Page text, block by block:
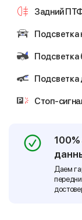
Задний
Подсветка
Подсветка
Подсветка
Стоп-
Даем